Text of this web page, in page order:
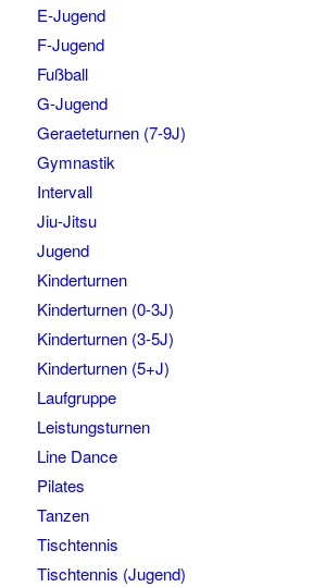
E-Jugend
F-Jugend
Fußball
G-Jugend
Geraeteturnen (7-9J)
Gymnastik
Intervall
Jiu-Jitsu
Jugend
Kinderturnen
Kinderturnen (0-3J)
Kinderturnen (3-5J)
Kinderturnen (5+J)
Laufgruppe
Leistungsturnen
Line Dance
Pilates
Tanzen
Tischtennis
Tischtennis (Jugend)